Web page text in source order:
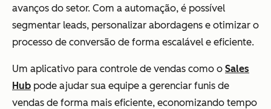
avanços do setor. Com a automação, é possível
segmentar leads, personalizar abordagens e otimizar o
processo de conversão de forma escalável e eficiente.
Um aplicativo para controle de vendas como o Sales
Hub pode ajudar sua equipe a gerenciar funis de
vendas de forma mais eficiente, economizando tempo